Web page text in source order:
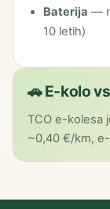
Baterija —
10 letih)
🚗 E-kolo
TCO e-kolesa
~0,40 €/km,